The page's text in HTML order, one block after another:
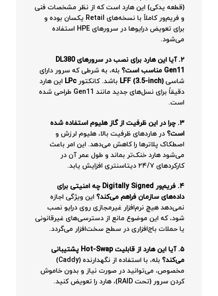
(قطعه یدکی) این هارد است که از نظر مشخصات فنی
و فریم‌ور کاملاً با نسخه‌های Retail یکسان بوده و
برای تعویض درایوها در سرورهای HPE استفاده
می‌شود.
۲. آیا این هارد برای نصب در سرورهای DL380
Gen11 مناسب است؟
بله، به شرطی که سرور دارای
شاسیLFF (3.5-inch) باشد. کانکتورLPc این هارد
دقیقاً برای نسل‌های جدید مانند Gen11 طراحی شده
است.
۳. چرا در این ظرفیت از گاز هلیوم استفاده شده
است؟ در هاردهای ظرفیت بالا، هلیوم لرزش و
اصطکاک پلاترها را کاهش می‌دهد. این امر باعث
می‌شود هارد خنک‌تر بماند و طول عمر آن در
کارکردهای ۲۴/۷ دیتاسنتری افزایش یابد.
۴. فریم‌ور Digitally Signed چه امنیتی برای
داده‌های سازمان فراهم می‌کند؟ این ویژگی اجازه
نمی‌دهد هیچ نرم‌افزار غیرمجازی روی درایو نصب
شود، که این موضوع مانع از دسترسی‌های غیرقانونی
یا حملات باج‌افزاری در سطح سخت‌افزار می‌گردد.
۵. آیا این هارد از قابلیت Hot-Swap پشتیبانی
می‌کند؟
بله، با استفاده از نگهدارنده (Caddy)
مخصوص، می‌توانید در صورت نیاز و بدون خاموش
کردن سرور (تحت RAID)، هارد را تعویض کنید.